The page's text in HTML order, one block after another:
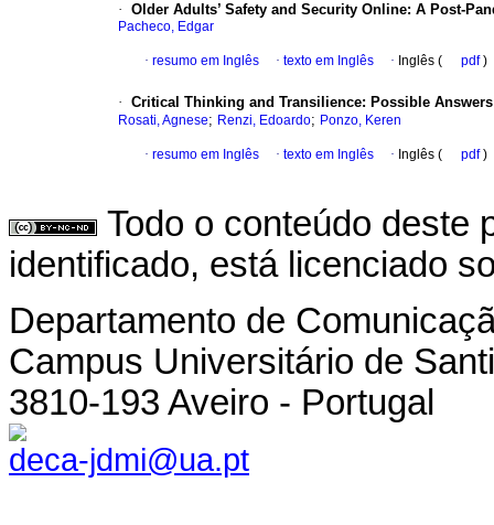
· Older Adults’ Safety and Security Online: A Post-
Pacheco, Edgar
· resumo em Inglês · texto em Inglês · Inglês ( pdf)
· Critical Thinking and Transilience: Possible
Rosati, Agnese; Renzi, Edoardo; Ponzo, Keren
· resumo em Inglês · texto em Inglês · Inglês ( pdf)
Todo o conteúdo deste
identificado, está licenciado
Departamento de
Campus Universitário de
3810-193 Aveiro - Portugal
deca-jdmi@ua.pt